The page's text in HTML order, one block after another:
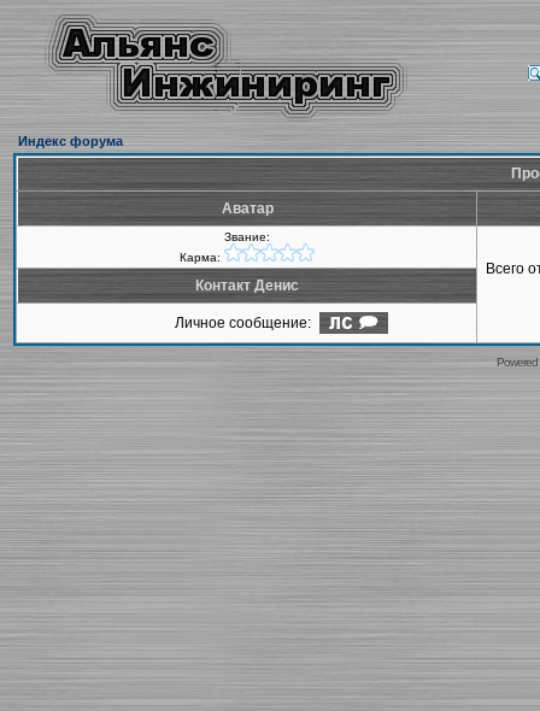
Индекс форума
Аватар
Звание:
Карма:
Всего
Контакт Денис
Личное сообщение: